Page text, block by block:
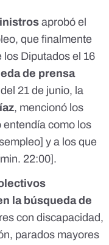
aprobó el
, que finalmente
los Diputados el 16
de prensa
21 de junio, la
, mencionó los
entendía como los
y a los que
min. 22:00].
la búsqueda de
con discapacidad,
parados mayores